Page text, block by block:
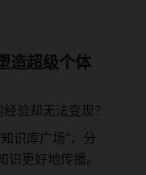
造超级个体
验却无法变现？
识库广场”，分
更好地传播。